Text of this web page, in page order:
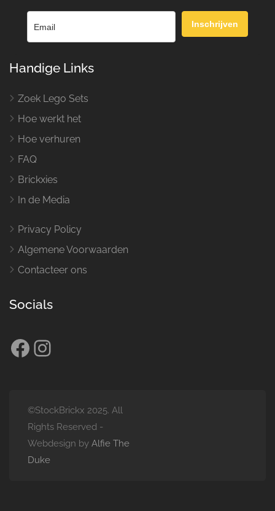
Inschrijven
Handige Links
Zoek Lego Sets
Hoe werkt het
Hoe verhuren
FAQ
Brickxies
In de Media
Privacy Policy
Algemene Voorwaarden
Contacteer ons
Socials
Facebook
Instagram
©StockBrickx 2025. All
Rights Reserved -
Webdesign by Alfie The
Duke